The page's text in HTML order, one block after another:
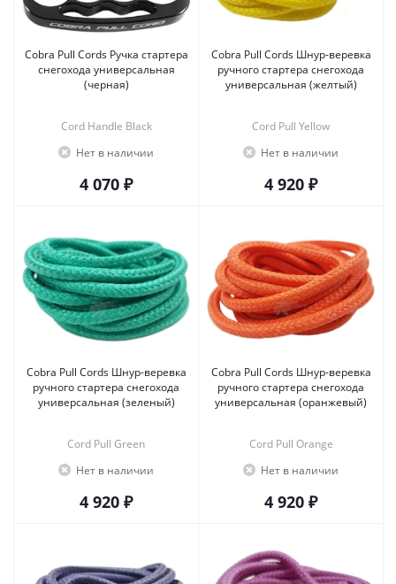
Cobra Pull Cords Ручка стартера
снегохода универсальная
(черная)
Cord Handle Black
Нет в наличии
4 070 ₽
Cobra Pull Cords Шнур-веревка
ручного стартера снегохода
универсальная (желтый)
Cord Pull Yellow
Нет в наличии
4 920 ₽
Cobra Pull Cords Шнур-веревка
ручного стартера снегохода
универсальная (зеленый)
Cord Pull Green
Нет в наличии
4 920 ₽
Cobra Pull Cords Шнур-веревка
ручного стартера снегохода
универсальная (оранжевый)
Cord Pull Orange
Нет в наличии
4 920 ₽